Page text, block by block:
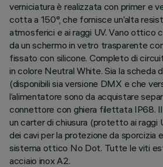
verniciatura è realizzata con primer e
cotta a 150°, che fornisce un’alta
atmosferici e ai raggi UV. Vano ottico
da un schermo in vetro trasparente
fissato con silicone. Completo di
in colore Neutral White. Sia la scheda
(disponibili sia versione DMX e che
l’alimentatore sono da acquistare
connettore con ghiera filettata IP68.
un carter di chiusura (protetto ai raggi
dei cavi per la protezione da sporcizia
sistema ottico No Dot. Tutte le viti
acciaio inox A2.